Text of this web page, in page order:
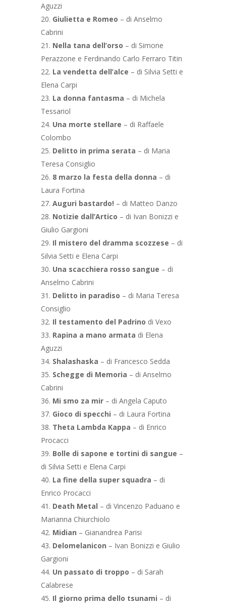
Aguzzi
Giulietta e Romeo – di Anselmo
Cabrini
Nella tana dell’orso – di Simone
Perazzone e Ferdinando Carlo Ferraro Titin
La vendetta dell’alce – di Silvia Setti e
Elena Carpi
La donna fantasma – di Michela
Tessariol
Una morte stellare – di Raffaele
Colombo
Delitto in prima serata – di Maria
Teresa Consiglio
8 marzo la festa della donna – di
Laura Fortina
Auguri bastardo! – di Matteo Danzo
Notizie dall’Artico – di Ivan Bonizzi e
Giulio Gargioni
Il mistero del dramma scozzese – di
Silvia Setti e Elena Carpi
Una scacchiera rosso sangue – di
Anselmo Cabrini
Delitto in paradiso – di Maria Teresa
Consiglio
Il testamento del Padrino di Vexo
Rapina a mano armata di Elena
Aguzzi
Shalashaska – di Francesco Sedda
Schegge di Memoria – di Anselmo
Cabrini
Mi smo za mir – di Angela Caputo
Gioco di specchi – di Laura Fortina
Theta Lambda Kappa – di Enrico
Procacci
Bolle di sapone e tortini di sangue –
di Silvia Setti e Elena Carpi
La fine della super squadra – di
Enrico Procacci
Death Metal – di Vincenzo Paduano e
Marianna Chiurchiolo
Midian – Gianandrea Parisi
Delomelanicon – Ivan Bonizzi e Giulio
Gargioni
Un passato di troppo – di Sarah
Calabrese
Il giorno prima dello tsunami – di